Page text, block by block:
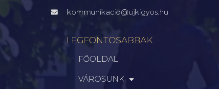
kommunikacio@ujkigyos.hu
LEGFONTOSABBAK
FŐOLDAL
VÁROSUNK